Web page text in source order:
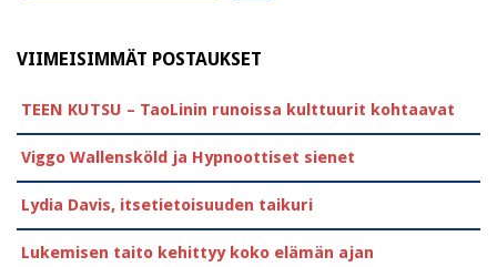
VIIMEISIMMÄT POSTAUKSET
TEEN KUTSU – TaoLinin runoissa kulttuurit kohtaavat
Viggo Wallensköld ja Hypnoottiset sienet
Lydia Davis, itsetietoisuuden taikuri
Lukemisen taito kehittyy koko elämän ajan